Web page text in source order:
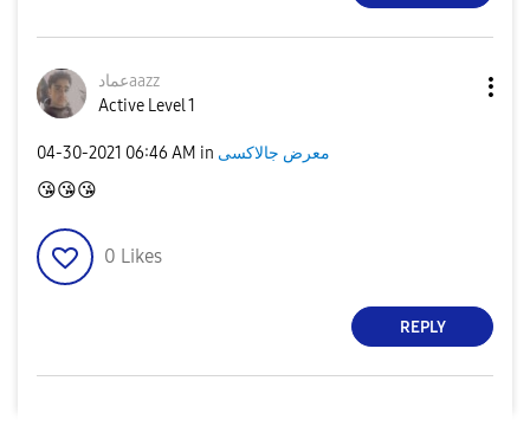
عمادaazz
Active Level 1
‎04-30-2021 06:46 AM in معرض جالاكسى
😘😘😘
0 Likes
REPLY